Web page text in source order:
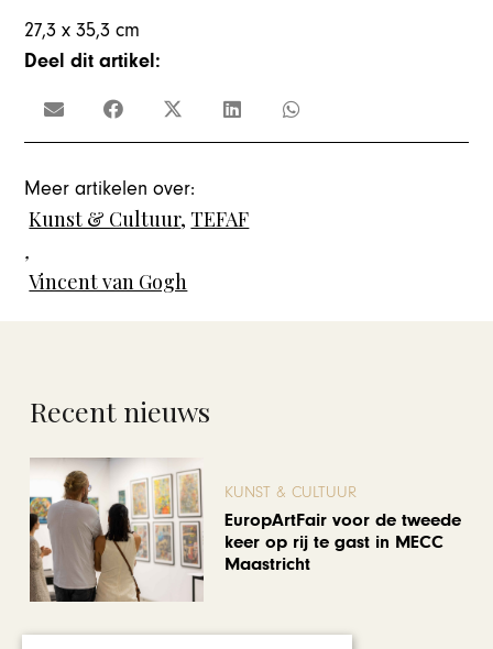
27,3 x 35,3 cm
Deel dit artikel:
Meer artikelen over:
Kunst & Cultuur, TEFAF
,
Vincent van Gogh
Recent nieuws
KUNST & CULTUUR
EuropArtFair voor de tweede
keer op rij te gast in MECC
Maastricht